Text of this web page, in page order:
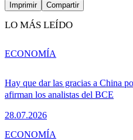
Imprimir Compartir
LO MÁS LEÍDO
Hay que dar las gracias a China
afirman los analistas del BCE
28.07.2026
ECONOMÍA
ECONOMÍA